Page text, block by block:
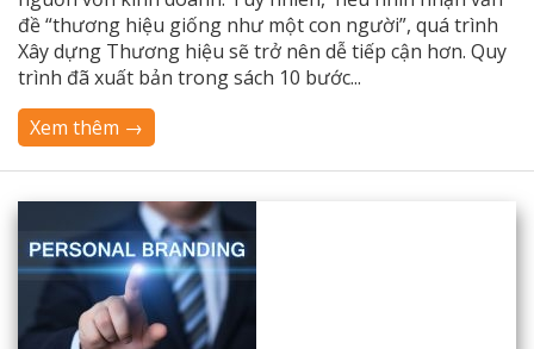
đề “thương hiệu giống như một con người”, quá trình
Xây dựng Thương hiệu sẽ trở nên dễ tiếp cận hơn. Quy
trình đã xuất bản trong sách 10 bước...
Xem thêm →